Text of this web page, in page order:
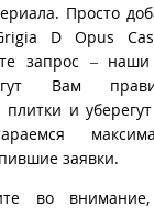
Просто
D Opus
запрос –
Вам
плитки и
заявки.
во